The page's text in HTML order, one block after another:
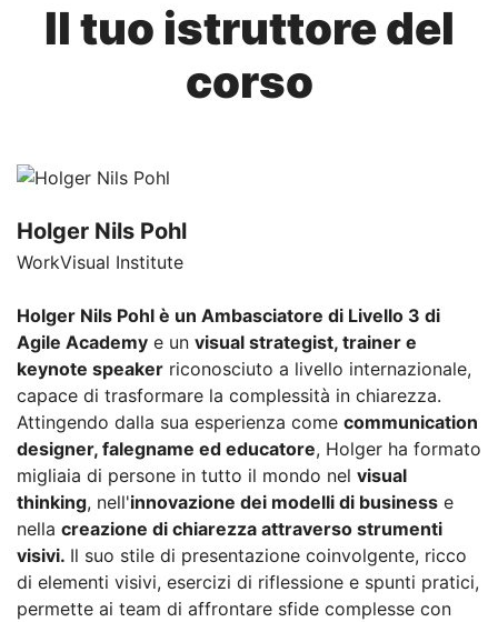
Il tuo istruttore del
corso
Holger Nils Pohl
WorkVisual Institute
Holger Nils Pohl è un Ambasciatore di Livello 3 di
Agile Academy e un visual strategist, trainer e
keynote speaker riconosciuto a livello internazionale,
capace di trasformare la complessità in chiarezza.
Attingendo dalla sua esperienza come communication
designer, falegname ed educatore, Holger ha formato
migliaia di persone in tutto il mondo nel visual
thinking, nell'innovazione dei modelli di business e
nella creazione di chiarezza attraverso strumenti
visivi. Il suo stile di presentazione coinvolgente, ricco
di elementi visivi, esercizi di riflessione e spunti pratici,
permette ai team di affrontare sfide complesse con